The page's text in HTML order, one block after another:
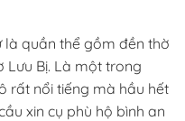
là quần thể gồm đền thờ
Lưu Bị. Là một trong
rất nổi tiếng mà hầu hết
xin cụ phù hộ bình an